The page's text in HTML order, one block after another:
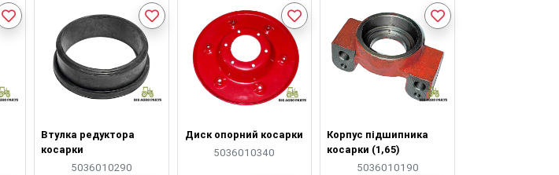
Втулка редуктора
косарки
5036010290
Диск опорний косарки
5036010340
Корпус підшипника
косарки (1,65)
5036010190